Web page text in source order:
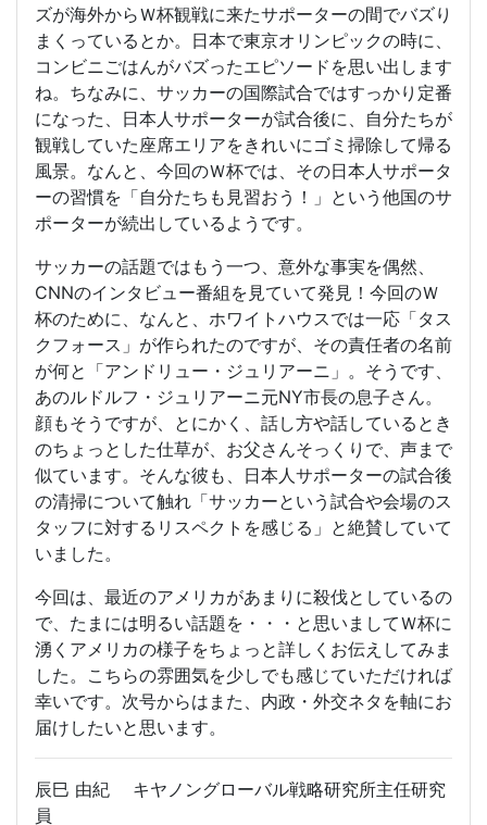
ズが海外からＷ杯観戦に来たサポーターの間でバズり
まくっているとか。日本で東京オリンピックの時に、
コンビニごはんがバズったエピソードを思い出します
ね。ちなみに、サッカーの国際試合ではすっかり定番
になった、日本人サポーターが試合後に、自分たちが
観戦していた座席エリアをきれいにゴミ掃除して帰る
風景。なんと、今回のＷ杯では、その日本人サポータ
ーの習慣を「自分たちも見習おう！」という他国のサ
ポーターが続出しているようです。
サッカーの話題ではもう一つ、意外な事実を偶然、
CNNのインタビュー番組を見ていて発見！今回のＷ
杯のために、なんと、ホワイトハウスでは一応「タス
クフォース」が作られたのですが、その責任者の名前
が何と「アンドリュー・ジュリアーニ」。そうです、
あのルドルフ・ジュリアーニ元NY市長の息子さん。
顔もそうですが、とにかく、話し方や話しているとき
のちょっとした仕草が、お父さんそっくりで、声まで
似ています。そんな彼も、日本人サポーターの試合後
の清掃について触れ「サッカーという試合や会場のス
タッフに対するリスペクトを感じる」と絶賛していて
いました。
今回は、最近のアメリカがあまりに殺伐としているの
で、たまには明るい話題を・・・と思いましてＷ杯に
湧くアメリカの様子をちょっと詳しくお伝えしてみま
した。こちらの雰囲気を少しでも感じていただければ
幸いです。次号からはまた、内政・外交ネタを軸にお
届けしたいと思います。
辰巳 由紀 キヤノングローバル戦略研究所主任研究
員